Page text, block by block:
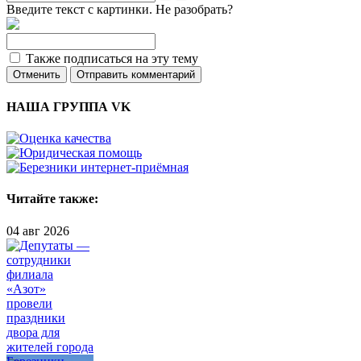
Введите текст с картинки. Не разобрать?
Также подписаться на эту тему
Отменить Отправить комментарий
НАША ГРУППА VK
Читайте также:
04 авг 2026